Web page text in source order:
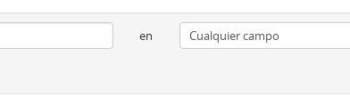
en